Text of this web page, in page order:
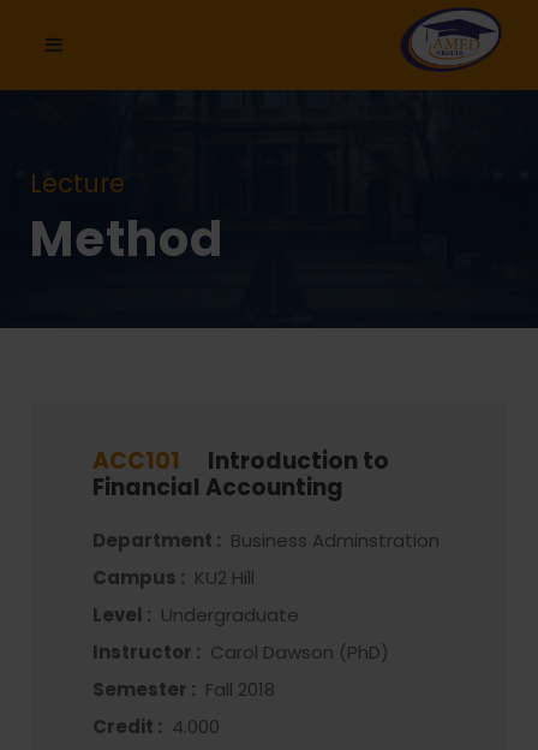
Lecture
Method
ACC101
Introduction to
Financial Accounting
Department : Business Adminstration
Campus : KU2 Hill
Level : Undergraduate
Instructor : Carol Dawson (PhD)
Semester : Fall 2018
Credit : 4.000